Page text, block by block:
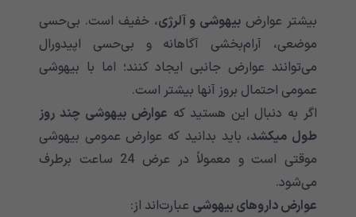
بیشتر عوارض بیهوشی و آلرژی، خفیف است. بی‌حسی
موضعی، آرام‌بخشی آگاهانه و بی‌حسی اپیدورال
می‌توانند عوارض جانبی ایجاد کنند؛ اما با بیهوشی
عمومی‌‌‌‌‌‌‌‌‌‌‌‌‌‌‌‌‌‌‌‌‌‌‌‌‌‌‌‌‌‌‌‌‌‌‌‌‌‌‌‌‌‌‌ احتمال بروز آنها بیشتر است.
اگر به دنبال این هستید که عوارض بیهوشی چند روز
طول میکشد، باید بدانید که عوارض عمومی‌‌‌‌‌‌‌‌‌‌‌‌‌‌‌‌‌‌‌‌‌‌‌‌‌‌‌‌‌‌‌‌‌‌‌‌‌‌‌‌‌‌‌ بیهوشی
موقتی است و معمولاً در عرض 24 ساعت برطرف
می‌‌‌‌‌‌‌‌‌‌‌‌‌‌‌‌‌‌‌‌‌‌‌‌‌‌‌‌‌‌‌‌‌‌‌‌‌‌‌‌‌‌‌شود.
عوارض داروهای بیهوشی عبارت‌اند از: